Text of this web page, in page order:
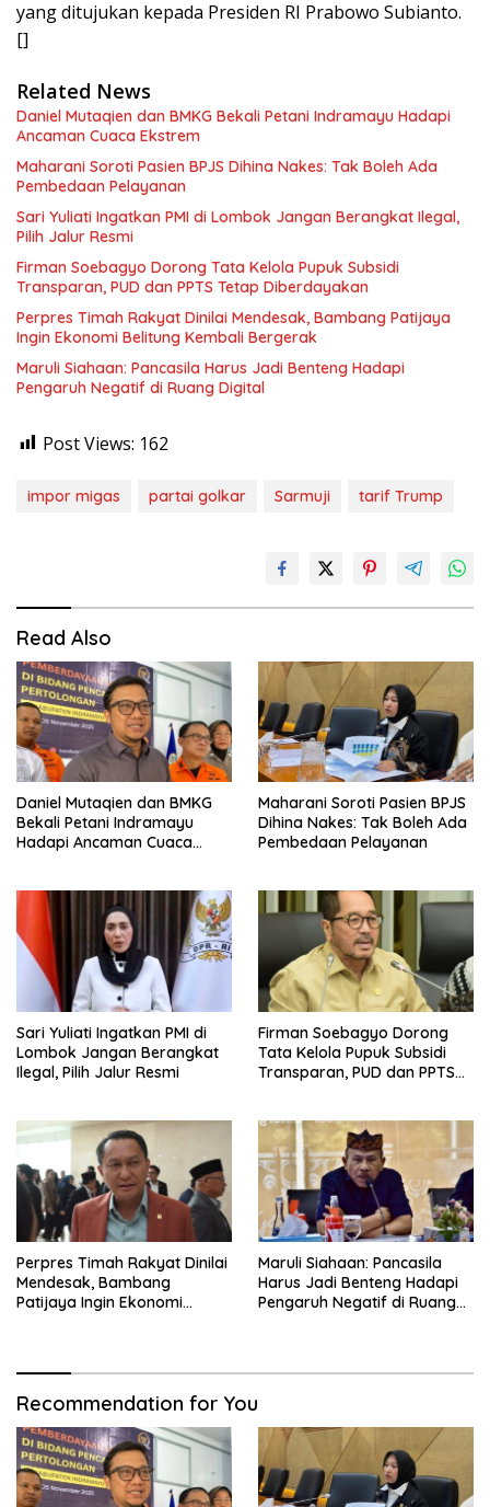
yang ditujukan kepada Presiden RI Prabowo Subianto.
[]
Related News
Daniel Mutaqien dan BMKG Bekali Petani Indramayu Hadapi
Ancaman Cuaca Ekstrem
Maharani Soroti Pasien BPJS Dihina Nakes: Tak Boleh Ada
Pembedaan Pelayanan
Sari Yuliati Ingatkan PMI di Lombok Jangan Berangkat Ilegal,
Pilih Jalur Resmi
Firman Soebagyo Dorong Tata Kelola Pupuk Subsidi
Transparan, PUD dan PPTS Tetap Diberdayakan
Perpres Timah Rakyat Dinilai Mendesak, Bambang Patijaya
Ingin Ekonomi Belitung Kembali Bergerak
Maruli Siahaan: Pancasila Harus Jadi Benteng Hadapi
Pengaruh Negatif di Ruang Digital
Post Views: 162
impor migas partai golkar Sarmuji tarif Trump
Read Also
Daniel Mutaqien dan BMKG
Bekali Petani Indramayu
Hadapi Ancaman Cuaca
Maharani Soroti Pasien BPJS
Dihina Nakes: Tak Boleh Ada
Pembedaan Pelayanan
Sari Yuliati Ingatkan PMI di
Lombok Jangan Berangkat
Ilegal, Pilih Jalur Resmi
Firman Soebagyo Dorong
Tata Kelola Pupuk Subsidi
Transparan, PUD dan PPTS
Perpres Timah Rakyat Dinilai
Mendesak, Bambang
Patijaya Ingin Ekonomi
Maruli Siahaan: Pancasila
Harus Jadi Benteng Hadapi
Pengaruh Negatif di Ruang
Recommendation for You